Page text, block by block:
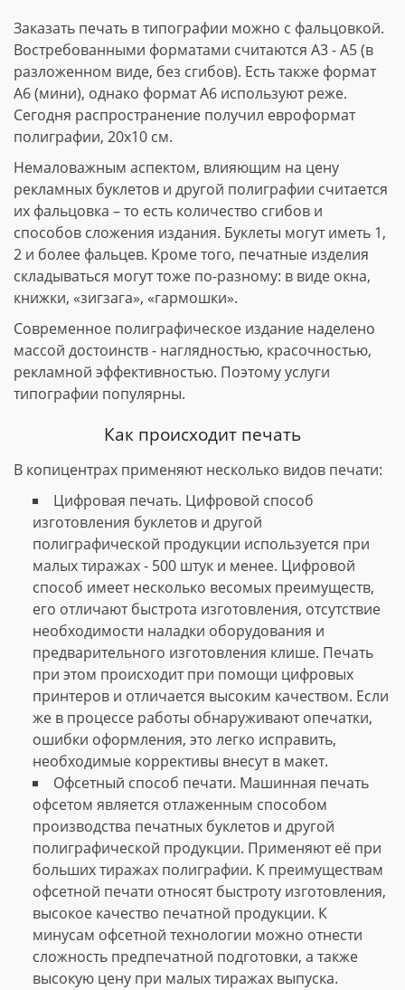
Заказать печать в типографии можно с фальцовкой.
Востребованными форматами считаются А3 - А5 (в
разложенном виде, без сгибов). Есть также формат
А6 (мини), однако формат А6 используют реже.
Сегодня распространение получил евроформат
полиграфии, 20х10 см.
Немаловажным аспектом, влияющим на цену
рекламных буклетов и другой полиграфии считается
их фальцовка – то есть количество сгибов и
способов сложения издания. Буклеты могут иметь 1,
2 и более фальцев. Кроме того, печатные изделия
складываться могут тоже по-разному: в виде окна,
книжки, «зигзага», «гармошки».
Современное полиграфическое издание наделено
массой достоинств - наглядностью, красочностью,
рекламной эффективностью. Поэтому услуги
типографии популярны.
Как происходит печать
В копицентрах применяют несколько видов печати:
Цифровая печать. Цифровой способ
изготовления буклетов и другой
полиграфической продукции используется при
малых тиражах - 500 штук и менее. Цифровой
способ имеет несколько весомых преимуществ,
его отличают быстрота изготовления, отсутствие
необходимости наладки оборудования и
предварительного изготовления клише. Печать
при этом происходит при помощи цифровых
принтеров и отличается высоким качеством. Если
же в процессе работы обнаруживают опечатки,
ошибки оформления, это легко исправить,
необходимые коррективы внесут в макет.
Офсетный способ печати. Машинная печать
офсетом является отлаженным способом
производства печатных буклетов и другой
полиграфической продукции. Применяют её при
больших тиражах полиграфии. К преимуществам
офсетной печати относят быстроту изготовления,
высокое качество печатной продукции. К
минусам офсетной технологии можно отнести
сложность предпечатной подготовки, а также
высокую цену при малых тиражах выпуска.